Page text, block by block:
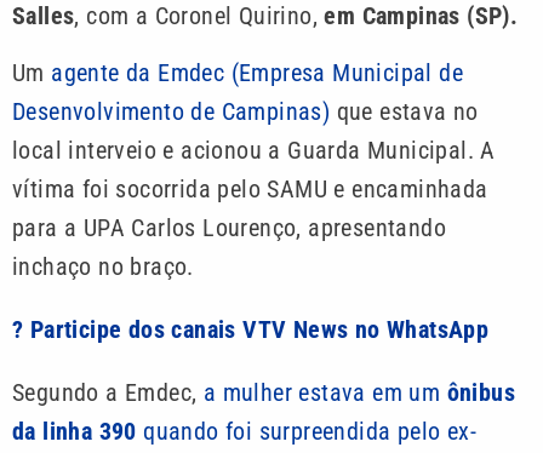
Salles, com a Coronel Quirino, em Campinas (SP).
Um agente da Emdec (Empresa Municipal de
Desenvolvimento de Campinas) que estava no
local interveio e acionou a Guarda Municipal. A
vítima foi socorrida pelo SAMU e encaminhada
para a UPA Carlos Lourenço, apresentando
inchaço no braço.
? Participe dos canais VTV News no WhatsApp
Segundo a Emdec, a mulher estava em um ônibus
da linha 390 quando foi surpreendida pelo ex-